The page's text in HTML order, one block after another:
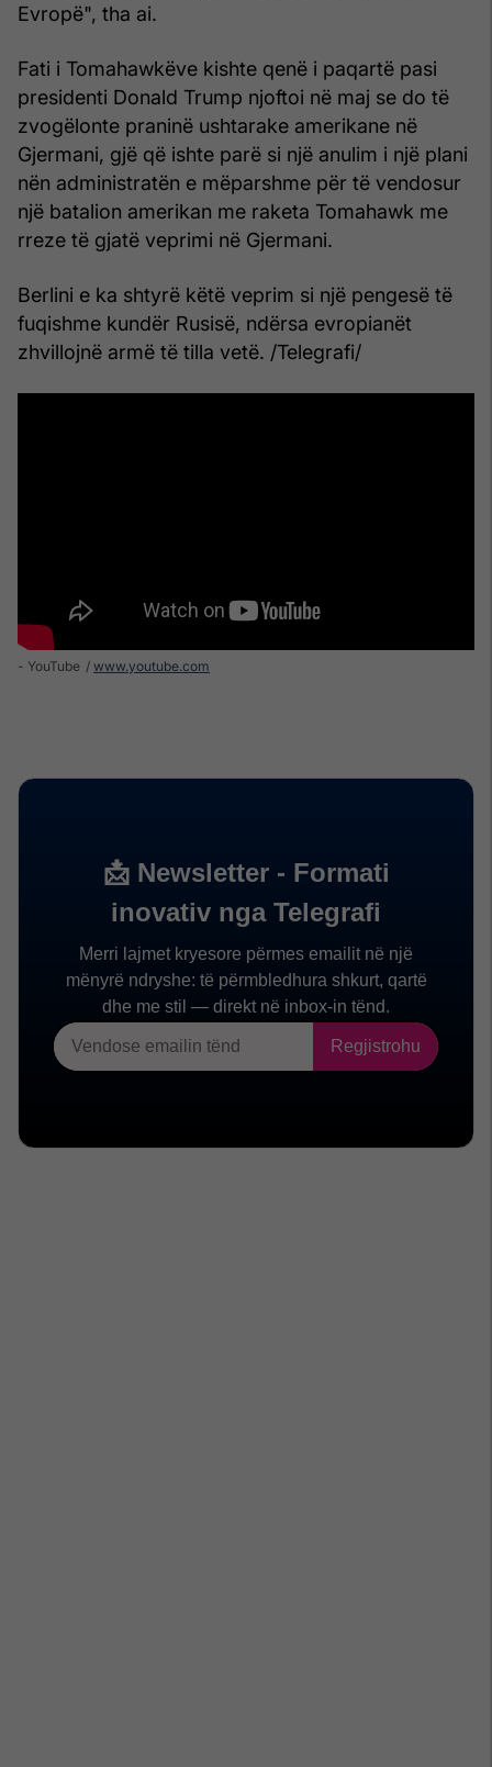
Evropë", tha ai.
Fati i Tomahawkëve kishte qenë i paqartë pasi
presidenti Donald Trump njoftoi në maj se do të
zvogëlonte praninë ushtarake amerikane në
Gjermani, gjë që ishte parë si një anulim i një plani
nën administratën e mëparshme për të vendosur
një batalion amerikan me raketa Tomahawk me
rreze të gjatë veprimi në Gjermani.
Berlini e ka shtyrë këtë veprim si një pengesë të
fuqishme kundër Rusisë, ndërsa evropianët
zhvillojnë armë të tilla vetë. /Telegrafi/
- YouTube www.youtube.com